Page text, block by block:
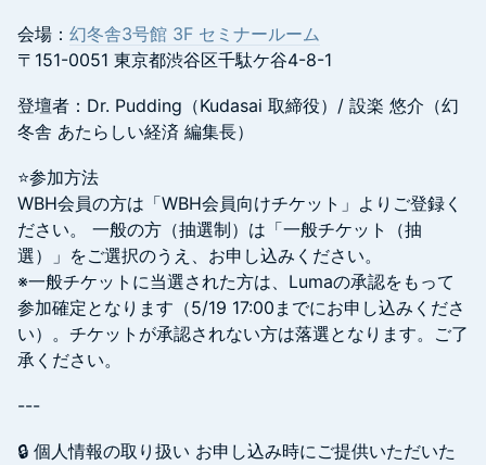
会場： 幻冬舎3号館 3F セミナールーム
〒151-0051 東京都渋谷区千駄ケ谷4-8-1
登壇者：​Dr. Pudding（Kudasai 取締役）/ 設楽 悠介（幻
冬舎 あたらしい経済 編集長）
⭐️参加方法
WBH会員の方は「WBH会員向けチケット」よりご登録く
ださい。 一般の方（抽選制）は「一般チケット（抽
選）」をご選択のうえ、お申し込みください。
※一般チケットに当選された方は、Lumaの承認をもって
参加確定となります（5/19 17:00までにお申し込みくださ
い）。チケットが承認されない方は落選となります。ご了
承ください。
---
🔒 個人情報の取り扱い お申し込み時にご提供いただいた